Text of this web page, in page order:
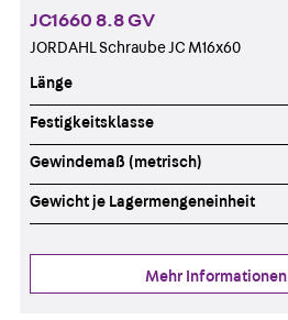
JC1660 8.8 GV
JORDAHL Schraube JC M16x60
Länge
Festigkeitsklasse
Gewindemaß (metrisch)
Gewicht je Lagermengeneinheit
Mehr Informationen